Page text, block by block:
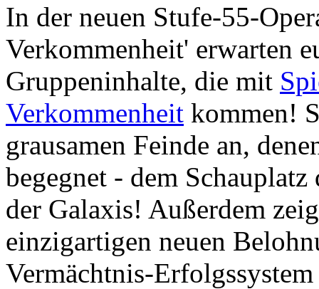
In der neuen Stufe-55-
Verkommenheit' erwarten
Gruppeninhalte, die mit
Verkommenheit kommen!
grausamen Feinde an,
begegnet - dem
der Galaxis! Außerdem
einzigartigen neuen
Vermächtnis-